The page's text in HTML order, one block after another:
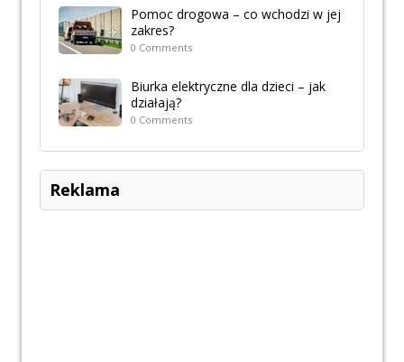
Pomoc drogowa – co wchodzi w jej
zakres?
0 Comments
Biurka elektryczne dla dzieci – jak
działają?
0 Comments
Reklama